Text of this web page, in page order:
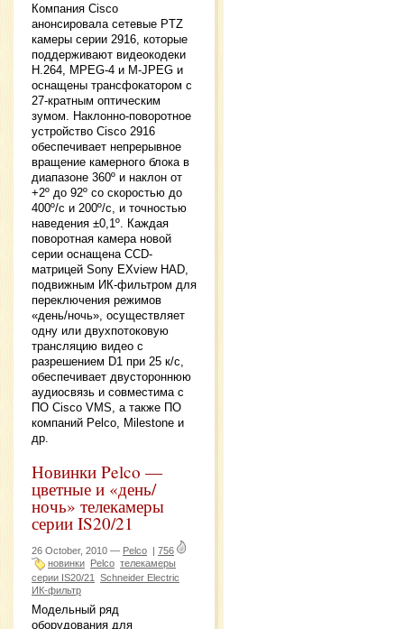
Компания Cisco
анонсировала сетевые PTZ
камеры серии 2916, которые
поддерживают видеокодеки
H.264, MPEG-4 и M-JPEG и
оснащены трансфокатором с
27-кратным оптическим
зумом. Наклонно-поворотное
устройство Cisco 2916
обеспечивает непрерывное
вращение камерного блока в
диапазоне 360º и наклон от
+2º до 92º со скоростью до
400º/с и 200º/с, и точностью
наведения ±0,1º. Каждая
поворотная камера новой
серии оснащена CCD-
матрицей Sony EXview HAD,
подвижным ИК-фильтром для
переключения режимов
«день/ночь», осуществляет
одну или двухпотоковую
трансляцию видео с
разрешением D1 при 25 к/с,
обеспечивает двустороннюю
аудиосвязь и совместима с
ПО Cisco VMS, а также ПО
компаний Pelco, Milestone и
др.
Новинки Pelco —
цветные и «день/
ночь» телекамеры
серии IS20/21
26 October, 2010 — Pelco | 756
новинки Pelco телекамеры
серии IS20/21
Schneider Electric
ИК-фильтр
Модельный ряд
оборудования для